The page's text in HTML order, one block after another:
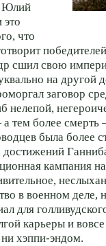
Юлий
что
сшил свою
на другой
заговор
нелепой,
тем более смерть
была более
кампания
в военном деле,
для
карьеры и
хэппи-эндом.